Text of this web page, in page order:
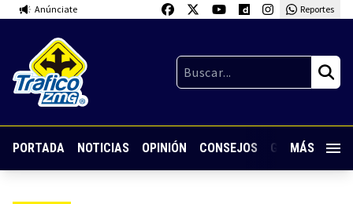
Anúnciate Reportes
PORTADA NOTICIAS OPINIÓN CONSEJOS GUARDIA
MÁS